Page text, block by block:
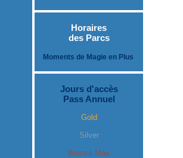
Horaires
des Parcs
Moments de Magie en Plus
Jours d'accès
Pass Annuel
Gold
Silver
Bronze Max